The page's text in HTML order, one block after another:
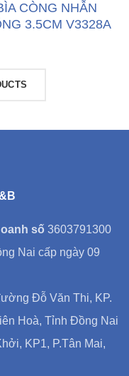
CÒNG NHẪN
3.5CM V3328A
số 3603791300
Nai cấp ngày 09
Đỗ Văn Thi, KP.
Hoà, Tỉnh Đồng Nai
KP1, P.Tân Mai,